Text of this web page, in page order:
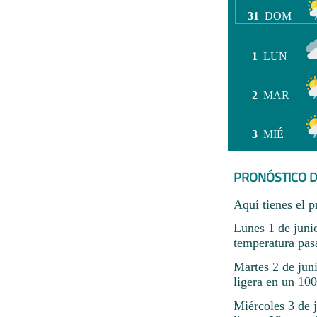
31 DOM
1 LUN
2 MAR
3 MIÉ
PRONÓSTICO
Aquí tienes el
Lunes 1 de
temperatura
Martes 2 de
ligera en un
Miércoles 3 de